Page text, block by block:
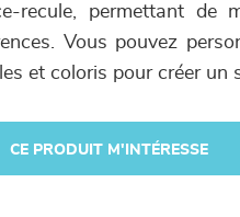
recule, permettant de
Vous pouvez
et coloris pour créer un
CE PRODUIT M'INTÉRESSE